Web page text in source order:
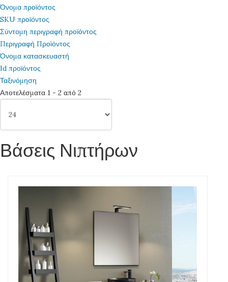
Όνομα προϊόντος
SKU προϊόντος
Σύντομη περιγραφή προϊόντος
Περιγραφή Προϊόντος
Όνομα κατασκευαστή
Id προϊόντος
Ταξινόμηση
Αποτελέσματα 1 - 2 από 2
Βάσεις Νιπτήρων